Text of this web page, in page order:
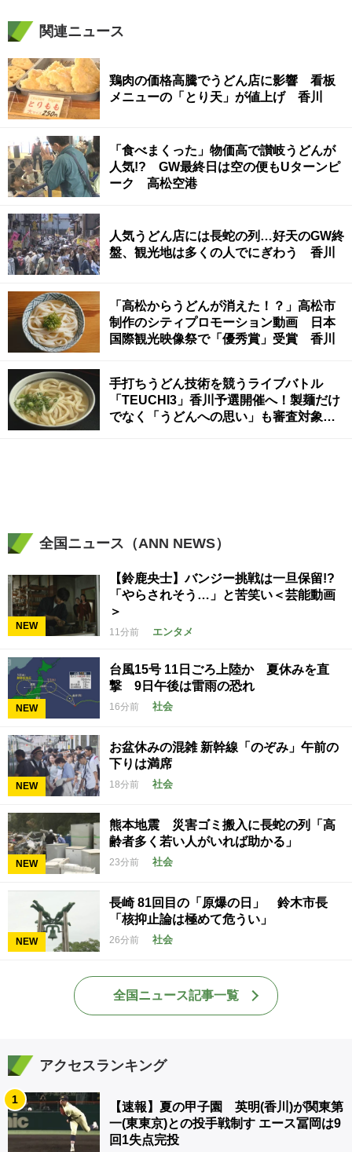
関連ニュース
鶏肉の価格高騰でうどん店に影響 看板
メニューの「とり天」が値上げ 香川
「食べまくった」物価高で讃岐うどんが
人気!? GW最終日は空の便もUターンピ
ーク 高松空港
人気うどん店には長蛇の列…好天のGW終
盤、観光地は多くの人でにぎわう 香川
「高松からうどんが消えた！？」高松市
制作のシティプロモーション動画 日本
国際観光映像祭で「優秀賞」受賞 香川
手打ちうどん技術を競うライブバトル
「TEUCHI3」香川予選開催へ！製麺だけ
でなく「うどんへの思い」も審査対象
全国ニュース（ANN NEWS）
NEW
【鈴鹿央士】バンジー挑戦は一旦保留!?
「やらされそう…」と苦笑い＜芸能動画
＞
11分前 エンタメ
NEW
台風15号 11日ごろ上陸か 夏休みを直
撃 9日午後は雷雨の恐れ
16分前 社会
NEW
お盆休みの混雑 新幹線「のぞみ」午前の
下りは満席
18分前 社会
NEW
熊本地震 災害ゴミ搬入に長蛇の列「高
齢者多く若い人がいれば助かる」
23分前 社会
NEW
長崎 81回目の「原爆の日」 鈴木市長
「核抑止論は極めて危うい」
26分前 社会
全国ニュース記事一覧
アクセスランキング
1
【速報】夏の甲子園 英明(香川)が関東第
一(東東京)との投手戦制す エース冨岡は9
回1失点完投